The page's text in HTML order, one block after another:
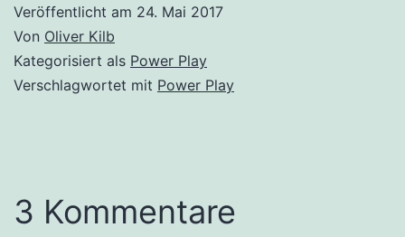
Veröffentlicht am 24. Mai 2017
Von Oliver Kilb
Kategorisiert als Power Play
Verschlagwortet mit Power Play
3 Kommentare